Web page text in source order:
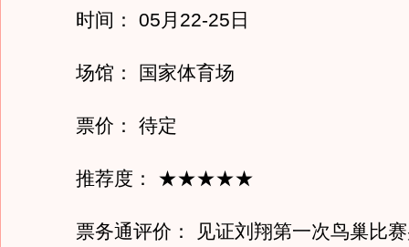
时间： 05月22-25日
场馆： 国家体育场
票价： 待定
推荐度： ★★★★★
票务通评价： 见证刘翔第一次鸟巢比赛